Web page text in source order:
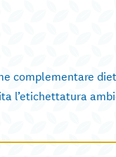
complementare
l’etichettatura